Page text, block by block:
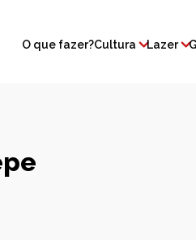
O que fazer?Cultura Lazer